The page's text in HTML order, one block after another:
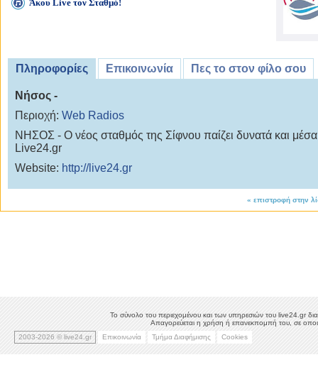
Άκου Live τον Σταθμό!
Πληροφορίες Επικοινωνία Πες το στον φίλο σου
Νήσος -
Περιοχή: Web Radios
ΝΗΣΟΣ - Ο νέος σταθμός της Σίφνου παίζει δυνατά και
Live24.gr
Website: http://live24.gr
« επιστροφή στην
Το σύνολο του περιεχομένου και των υπηρεσιών του live24.gr
Απαγορεύεται η χρήση ή επανεκπομπή του, σε
2003-2026 © live24.gr
Επικοινωνία Τμήμα Διαφήμισης Cookies